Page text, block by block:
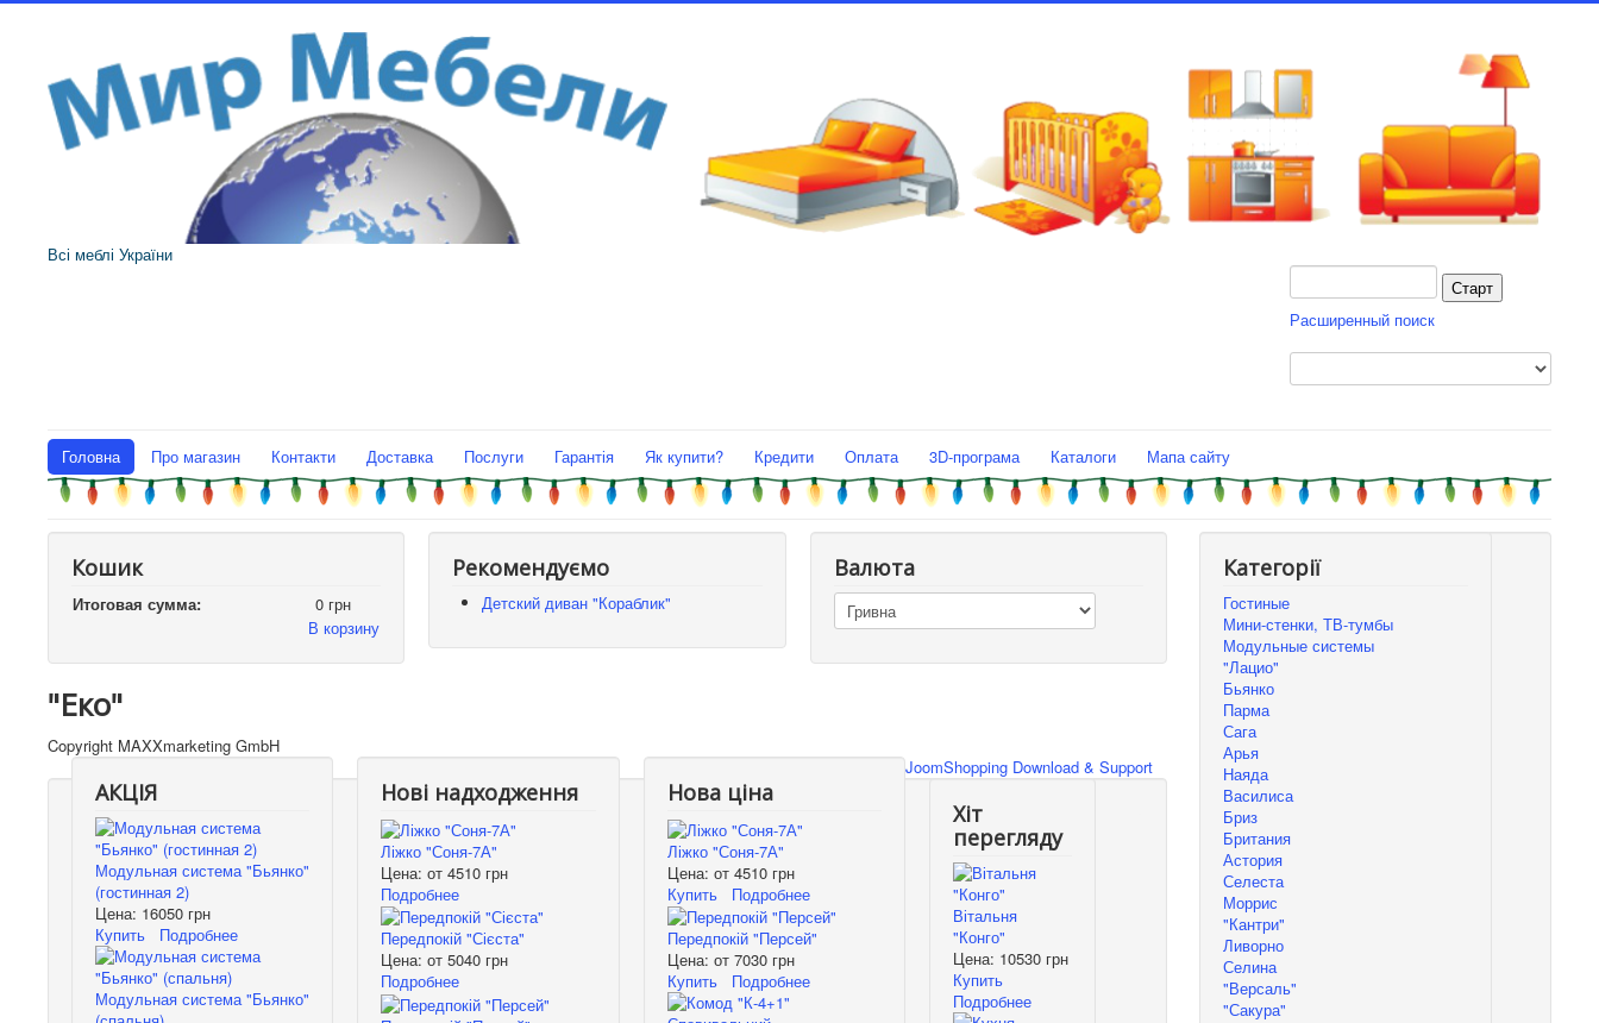
Всі меблі України
Расширенный поиск
Головна Про магазин Контакти Доставка Послуги Гарантія Як купити? Кредити Оплата 3D-програма Каталоги Мапа сайту
Кошик
Итоговая сумма:
0 грн
В корзину
Рекомендуємо
Детский диван "Кораблик"
Валюта
"Еко"
Copyright MAXXmarketing GmbH
JoomShopping Download & Support
АКЦІЯ
Модульная система "Бьянко"
(гостинная 2)
Цена: 16050 грн
Купить
Подробнее
Модульная система "Бьянко"
Нові надходження
Ліжко "Соня-7А"
Цена: от4510 грн
Подробнее
Передпокій "Сієста"
Цена: от5040 грн
Подробнее
Нова ціна
Ліжко "Соня-7А"
Цена: от 4510 грн
Купить
Подробнее
Передпокій "Персей"
Цена: от 7030 грн
Купить
Подробнее
Хіт
перегляду
Вітальня
"Конго"
Цена: 10530 грн
Купить
Подробнее
Категорії
Гостиные
Мини-стенки, ТВ-тумбы
Модульные системы
"Лацио"
Бьянко
Парма
Сага
Арья
Наяда
Василиса
Бриз
Британия
Астория
Селеста
Моррис
"Кантри"
Ливорно
Селина
"Версаль"
"Сакура"